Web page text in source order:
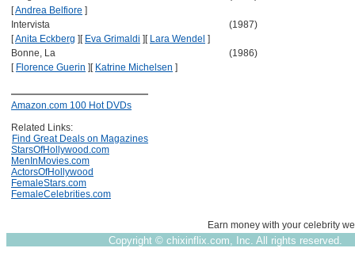
[Andrea Belfiore ]
Intervista
(1987)
[Anita Eckberg ] [ Eva Grimaldi ] [ Lara Wendel ]
Bonne, La
(1986)
[ Florence Guerin ] [ Katrine Michelsen ]
Amazon.com 100 Hot DVDs
Related Links:
Find Great Deals on Magazines
StarsOfHollywood.com
MenInMovies.com
ActorsOfHollywood
FemaleStars.com
FemaleCelebrities.com
Earn money with your celebrity
Copyright © chixinflix.com, Inc. All rights reserved.